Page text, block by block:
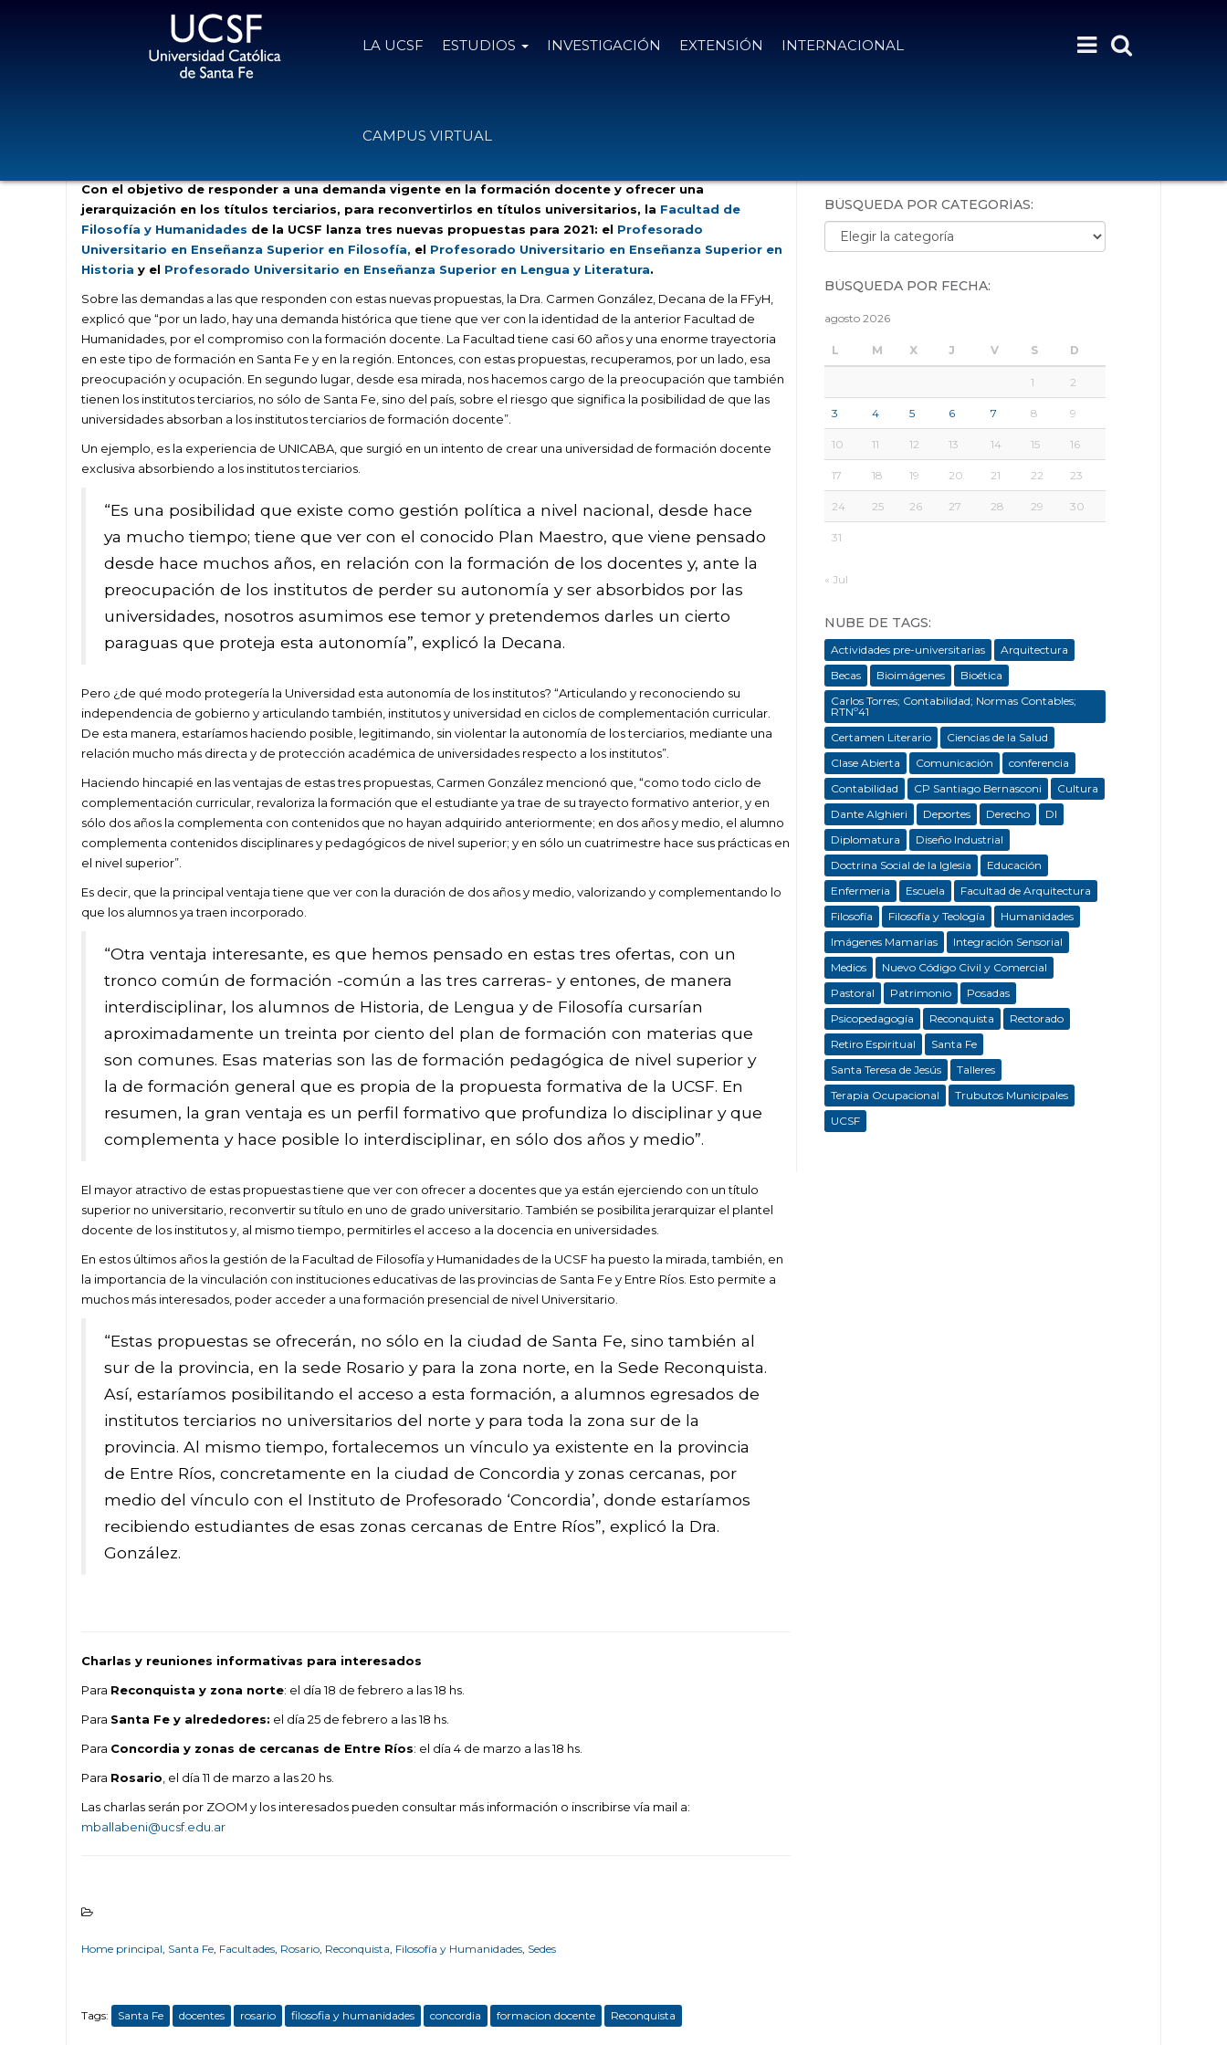
LA UCSF ESTUDIOS INVESTIGACIÓN EXTENSIÓN INTERNACIONAL
CAMPUS VIRTUAL
Con el objetivo de responder a una demanda vigente en la formación docente y ofrecer una
jerarquización en los títulos terciarios, para reconvertirlos en títulos universitarios, la Facultad de
Filosofía y Humanidades de la UCSF lanza tres nuevas propuestas para 2021: el Profesorado
Universitario en Enseñanza Superior en Filosofía, el Profesorado Universitario en Enseñanza Superior en
Historia y el Profesorado Universitario en Enseñanza Superior en Lengua y Literatura.
Sobre las demandas a las que responden con estas nuevas propuestas, la Dra. Carmen González, Decana de la FFyH,
explicó que “por un lado, hay una demanda histórica que tiene que ver con la identidad de la anterior Facultad de
Humanidades, por el compromiso con la formación docente. La Facultad tiene casi 60 años y una enorme trayectoria
en este tipo de formación en Santa Fe y en la región. Entonces, con estas propuestas, recuperamos, por un lado, esa
preocupación y ocupación. En segundo lugar, desde esa mirada, nos hacemos cargo de la preocupación que también
tienen los institutos terciarios, no sólo de Santa Fe, sino del país, sobre el riesgo que significa la posibilidad de que las
universidades absorban a los institutos terciarios de formación docente”.
Un ejemplo, es la experiencia de UNICABA, que surgió en un intento de crear una universidad de formación docente
exclusiva absorbiendo a los institutos terciarios.
“Es una posibilidad que existe como gestión política a nivel nacional, desde hace
ya mucho tiempo; tiene que ver con el conocido Plan Maestro, que viene pensado
desde hace muchos años, en relación con la formación de los docentes y, ante la
preocupación de los institutos de perder su autonomía y ser absorbidos por las
universidades, nosotros asumimos ese temor y pretendemos darles un cierto
paraguas que proteja esta autonomía”, explicó la Decana.
Pero ¿de qué modo protegería la Universidad esta autonomía de los institutos? “Articulando y reconociendo su
independencia de gobierno y articulando también, institutos y universidad en ciclos de complementación curricular.
De esta manera, estaríamos haciendo posible, legitimando, sin violentar la autonomía de los terciarios, mediante una
relación mucho más directa y de protección académica de universidades respecto a los institutos”.
Haciendo hincapié en las ventajas de estas tres propuestas, Carmen González mencionó que, “como todo ciclo de
complementación curricular, revaloriza la formación que el estudiante ya trae de su trayecto formativo anterior, y en
sólo dos años la complementa con contenidos que no hayan adquirido anteriormente; en dos años y medio, el alumno
complementa contenidos disciplinares y pedagógicos de nivel superior; y en sólo un cuatrimestre hace sus prácticas en
el nivel superior”.
Es decir, que la principal ventaja tiene que ver con la duración de dos años y medio, valorizando y complementando lo
que los alumnos ya traen incorporado.
“Otra ventaja interesante, es que hemos pensado en estas tres ofertas, con un
tronco común de formación -común a las tres carreras- y entones, de manera
interdisciplinar, los alumnos de Historia, de Lengua y de Filosofía cursarían
aproximadamente un treinta por ciento del plan de formación con materias que
son comunes. Esas materias son las de formación pedagógica de nivel superior y
la de formación general que es propia de la propuesta formativa de la UCSF. En
resumen, la gran ventaja es un perfil formativo que profundiza lo disciplinar y que
complementa y hace posible lo interdisciplinar, en sólo dos años y medio”.
El mayor atractivo de estas propuestas tiene que ver con ofrecer a docentes que ya están ejerciendo con un título
superior no universitario, reconvertir su título en uno de grado universitario. También se posibilita jerarquizar el plantel
docente de los institutos y, al mismo tiempo, permitirles el acceso a la docencia en universidades.
En estos últimos años la gestión de la Facultad de Filosofía y Humanidades de la UCSF ha puesto la mirada, también, en
la importancia de la vinculación con instituciones educativas de las provincias de Santa Fe y Entre Ríos. Esto permite a
muchos más interesados, poder acceder a una formación presencial de nivel Universitario.
“Estas propuestas se ofrecerán, no sólo en la ciudad de Santa Fe, sino también al
sur de la provincia, en la sede Rosario y para la zona norte, en la Sede Reconquista.
Así, estaríamos posibilitando el acceso a esta formación, a alumnos egresados de
institutos terciarios no universitarios del norte y para toda la zona sur de la
provincia. Al mismo tiempo, fortalecemos un vínculo ya existente en la provincia
de Entre Ríos, concretamente en la ciudad de Concordia y zonas cercanas, por
medio del vínculo con el Instituto de Profesorado ‘Concordia’, donde estaríamos
recibiendo estudiantes de esas zonas cercanas de Entre Ríos”, explicó la Dra.
González.
Charlas y reuniones informativas para interesados
Para Reconquista y zona norte: el día 18 de febrero a las 18 hs.
Para Santa Fe y alrededores: el día 25 de febrero a las 18 hs.
Para Concordia y zonas de cercanas de Entre Ríos: el día 4 de marzo a las 18 hs.
Para Rosario , el día 11 de marzo a las 20 hs.
Las charlas serán por ZOOM y los interesados pueden consultar más información o inscribirse vía mail a:
mballabeni@ucsf.edu.ar
Home principal, Santa Fe, Facultades, Rosario, Reconquista, Filosofía y Humanidades, Sedes
Tags: Santa Fe docentes rosario filosofia y humanidades concordia formacion docente Reconquista
BÚSQUEDA POR CATEGORÍAS:
Búsqueda por categorías:
BÚSQUEDA POR FECHA:
agosto 2026
L M X J V S D
1 2
3 4 5 6 7 8 9
10 11 12 13 14 15 16
17 18 19 20 21 22 23
24 25 26 27 28 29 30
31
« Jul
NUBE DE TAGS:
Actividades pre-universitarias
Arquitectura
Becas
Bioimágenes
Bioética
Carlos Torres; Contabilidad; Normas Contables;
RTNº41
Certamen Literario
Ciencias de la Salud
Clase Abierta
Comunicación
conferencia
Contabilidad
CP Santiago Bernasconi
Cultura
Dante Alghieri
Deportes Derecho
DI
Diplomatura
Diseño Industrial
Doctrina Social de la Iglesia
Educación
Enfermeria
Escuela
Facultad de Arquitectura
Filosofía
Filosofía y Teología
Humanidades
Imágenes Mamarias
Integración Sensorial
Medios
Nuevo Código Civil y Comercial
Pastoral
Patrimonio
Posadas
Psicopedagogía
Reconquista
Rectorado
Retiro Espiritual
Santa Fe
Santa Teresa de Jesús
Talleres
Terapia Ocupacional
Trubutos Municipales
UCSF